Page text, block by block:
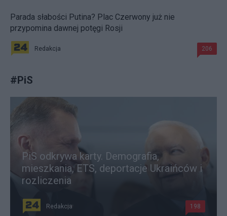
Parada słabości Putina? Plac Czerwony już nie
przypomina dawnej potęgi Rosji
Redakcja 206
#PiS
PiS odkrywa karty. Demografia,
mieszkania, ETS, deportacje Ukraińców i
rozliczenia
Redakcja 198